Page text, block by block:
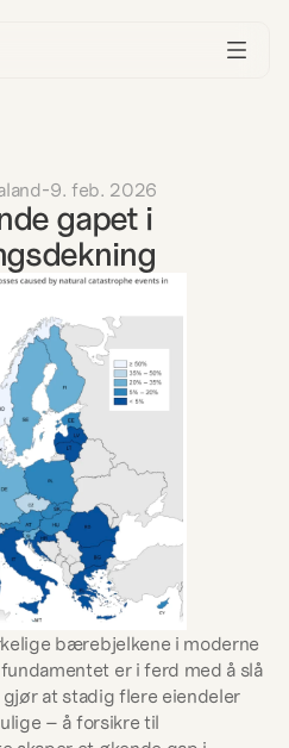
-9. feb. 2026
gapet i
bærebjelkene i moderne
er i ferd med å slå
at stadig flere eiendeler
– å forsikre til